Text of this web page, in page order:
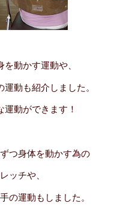
動かす運動や、
動も紹介しました。
運動ができます！
つ身体を動かす為の
ッチや、
の運動もしました。